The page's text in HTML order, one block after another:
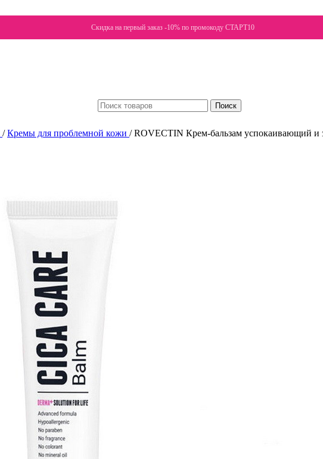
Скидка на первый заказ -10% по промокоду СТАРТ10
Поиск
/ Кремы для проблемной кожи / ROVECTIN Крем-бальзам успокаивающий и